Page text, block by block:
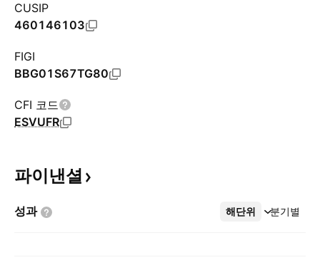
CUSIP
460146103
FIGI
BBG01S67TG80
CFI 코드
ESVUFR
파이낸셜
성과 해단위 분기별
더보기